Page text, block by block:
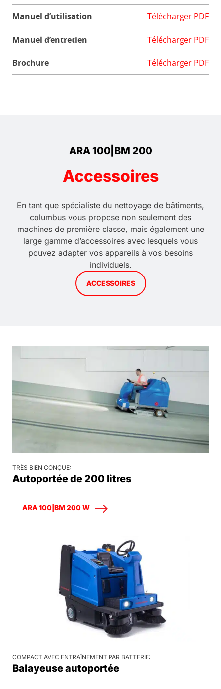
Manuel d’utilisation Télécharger PDF
Manuel d’entretien Télécharger PDF
Brochure Télécharger PDF
ARA 100|BM 200
Accessoires
En tant que spécialiste du nettoyage de bâtiments,
columbus vous propose non seulement des
machines de première classe, mais également une
large gamme d’accessoires avec lesquels vous
pouvez adapter vos appareils à vos besoins
individuels.
ACCESSOIRES
TRÈS BIEN CONÇUE:
Autoportée de 200 litres
ARA 100|BM 200 W
COMPACT AVEC ENTRAÎNEMENT PAR BATTERIE:
Balayeuse autoportée